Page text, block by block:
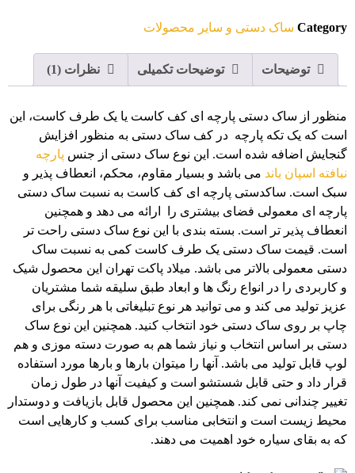
Category ساک دستی و سایر محصولات
توضیحات توضیحات تکمیلی نظرات (1)
منظور از ساک دستی پارچه ای کف کاست یا یک طرف کاست، این
است که یک تکه پارچه در کف ساک دستی به منظور افزایش
گنجایش اضافه شده است. این نوع ساک دستی از جنس پارچه
نبافته اسپان باند می باشد و بسیار مقاوم، محکم، انعطاف پذیر و
سبک است. ساکدستی پارچه ای کف کاست به نسبت ساک دستی
پارچه ای معمولی فضای بیشتری را ارائه می دهد و همچنین
انعطاف پذیر تر است. بسته بندی با این نوع ساک دستی راحت تر
است. قیمت ساک دستی یک طرف کاست کمی به نسبت ساک
دستی معمولی بالاتر می باشد. میلاد پاکت تهران این محصول شیک
و کاربردی را در انواع رنگ ها و ابعاد طبق سلیقه شما مشتریان
عزیز تولید می کند و می توانید هر نوع تبلیغاتی با هر رنگی برای
چاپ بر روی ساک دستی خود انتخاب کنید. همچنین این نوع ساک
دستی بر اساس انتخاب و نیاز شما هم به صورت دسته موزی و هم
لوپ قابل تولید می باشد. آنها را میتوان بارها و بارها مورد استفاده
قرار داد و حتی قابل شستشو است و کیفیت آنها در طول زمان
تغییر چندانی نمی کند. همچنین این محصول قابل بازیافت و دوستدار
محیط زیست است و انتخابی مناسب برای کسب و کارهایی است
که به بقای سیاره خود اهمیت می دهند.